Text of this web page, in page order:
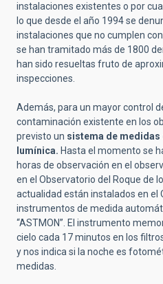
instalaciones existentes o por
lo que desde el año 1994 se
instalaciones que no cumplen
se han tramitado más de 1800
han sido resueltas fruto de
inspecciones.
Además, para un mayor control
contaminación existente en los
previsto un sistema de
lumínica. Hasta el momento se
horas de observación en el
en el Observatorio del Roque de
actualidad están instalados en el
instrumentos de medida
“ASTMON”. El instrumento
cielo cada 17 minutos en los
y nos indica si la noche es
medidas.